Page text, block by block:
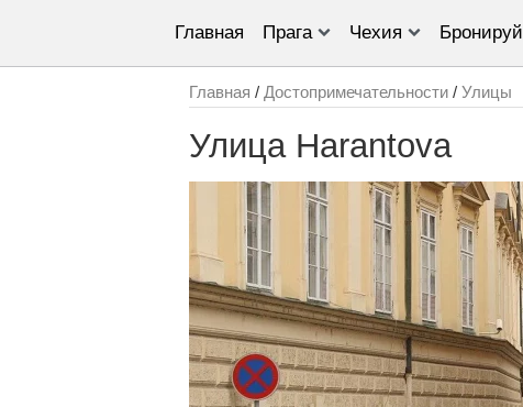
Главная Прага Чехия Бронируй
Главная / Достопримечательности / Улицы
Улица Harantova